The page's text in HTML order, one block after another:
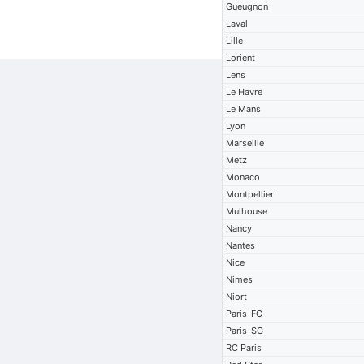
Gueugnon
Laval
Lille
Lorient
Lens
Le Havre
Le Mans
Lyon
Marseille
Metz
Monaco
Montpellier
Mulhouse
Nancy
Nantes
Nice
Nimes
Niort
Paris-FC
Paris-SG
RC Paris